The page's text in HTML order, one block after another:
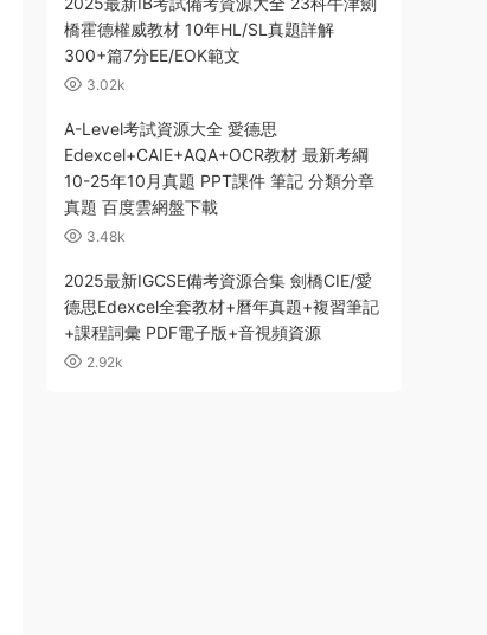
橋霍德權威教材 10年HL/SL真題詳解
300+篇7分EE/EOK範文
3.02k
A-Level考試資源大全 愛德思
Edexcel+CAIE+AQA+OCR教材 最新考綱
10-25年10月真題 PPT課件 筆記 分類分章
真題 百度雲網盤下載
3.48k
2025最新IGCSE備考資源合集 劍橋CIE/愛
德思Edexcel全套教材+曆年真題+複習筆記
+課程詞彙 PDF電子版+音視頻資源
2.92k